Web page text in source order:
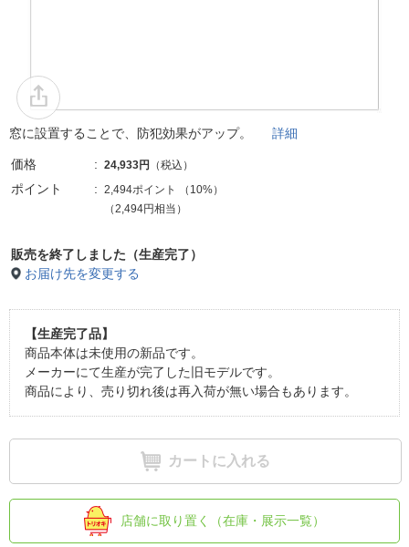
窓に設置することで、防犯効果がアップ。 詳細
価格 24,933円 （税込）
ポイント 2,494ポイント （ 10%）
（2,494円相当）
販売を終了しました（生産完了）
お届け先を変更する
【生産完了品】
商品本体は未使用の新品です。
メーカーにて生産が完了した旧モデルです。
商品により、売り切れ後は再入荷が無い場合もあります。
カートに入れる
店舗に取り置く（在庫・展示一覧）